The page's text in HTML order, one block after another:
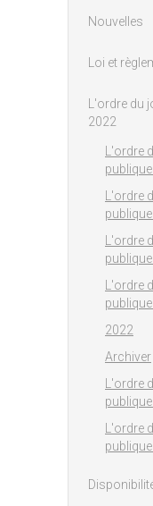
Nouvelles
Loi et
L'ordre du
2022
L'ordre
L'ordre
L'ordre
L'ordre
2022
Archiver
L'ordre
L'ordre